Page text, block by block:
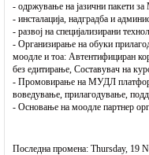
- одржување на јазични пакети
- инсталација, надградба и
- развој на специјализирани
- Организирање на обуки
моодле и тоа: Автентифициран
без едитирање, Составувач на
- Промовирање на МУДЛ
воведување, прилагодување,
- Основање на моодле партнер
Последна промена: Thursday, 19